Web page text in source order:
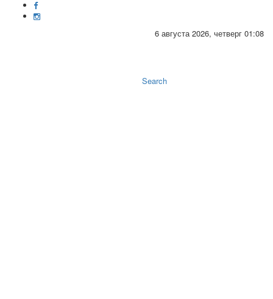
6 августа 2026, четверг 01:08
Search